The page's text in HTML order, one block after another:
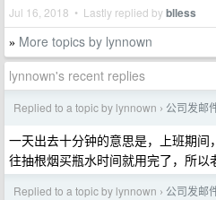
Jul 16, 2018 • Lastly replied byblless
» More topics by lynnown
lynnown's recent replies
Replied to a topic by lynnown › 公司发邮
一天出去十分钟的意思是，上班期
往抽根烟买瓶水时间就用完了，所以
Replied to a topic by lynnown › 公司发邮